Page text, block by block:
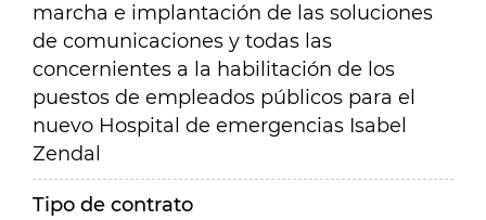
marcha e implantación de las soluciones
de comunicaciones y todas las
concernientes a la habilitación de los
puestos de empleados públicos para el
nuevo Hospital de emergencias Isabel
Zendal
Tipo de contrato